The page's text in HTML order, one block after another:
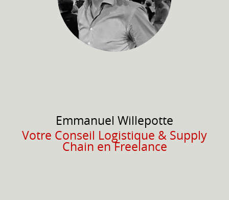
Emmanuel Willepotte
Votre Conseil Logistique & Supply
Chain en Freelance